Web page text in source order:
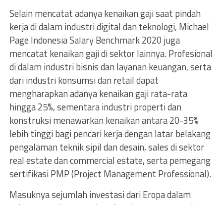
Selain mencatat adanya kenaikan gaji saat pindah
kerja di dalam industri digital dan teknologi, Michael
Page Indonesia Salary Benchmark 2020 juga
mencatat kenaikan gaji di sektor lainnya. Profesional
di dalam industri bisnis dan layanan keuangan, serta
dari industri konsumsi dan retail dapat
mengharapkan adanya kenaikan gaji rata-rata
hingga 25%, sementara industri properti dan
konstruksi menawarkan kenaikan antara 20-35%
lebih tinggi bagi pencari kerja dengan latar belakang
pengalaman teknik sipil dan desain, sales di sektor
real estate dan commercial estate, serta pemegang
sertifikasi PMP (Project Management Professional).
Masuknya sejumlah investasi dari Eropa dalam